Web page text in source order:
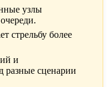
узлы
стрельбу более
и
разные сценарии